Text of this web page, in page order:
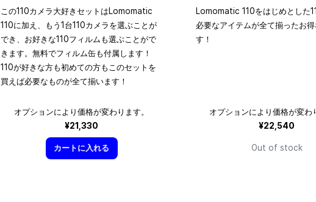
この110カメラ大好きセットはLomomatic
110に加え、もう1台110カメラを選ぶことが
でき、お好きな110フィルムも選ぶことがで
きます。無料でフィルム缶も付属します！
110が好きな方も初めての方もこのセットを
買えば必要なものが全て揃います！
オプションにより価格が変わります。
¥21,330
カートに入れる
Lomomatic 110をはじめとした
必要なアイテムが全て揃ったお
す！
オプションにより価格が変わ
¥22,540
Out of stock